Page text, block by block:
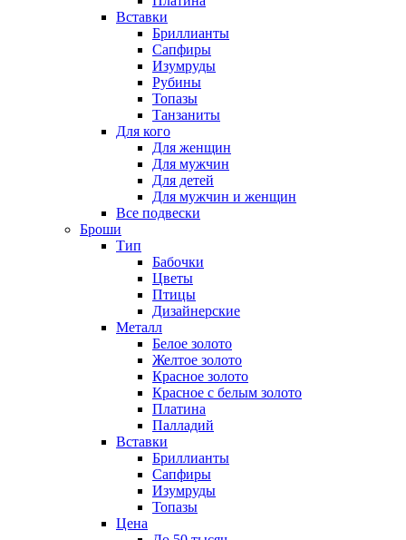
Вставки
Бриллианты
Сапфиры
Изумруды
Рубины
Топазы
Танзаниты
Для кого
Для женщин
Для мужчин
Для детей
Для мужчин и женщин
Все подвески
Броши
Тип
Бабочки
Цветы
Птицы
Дизайнерские
Металл
Белое золото
Желтое золото
Красное золото
Красное с белым золото
Платина
Палладий
Вставки
Бриллианты
Сапфиры
Изумруды
Топазы
Цена